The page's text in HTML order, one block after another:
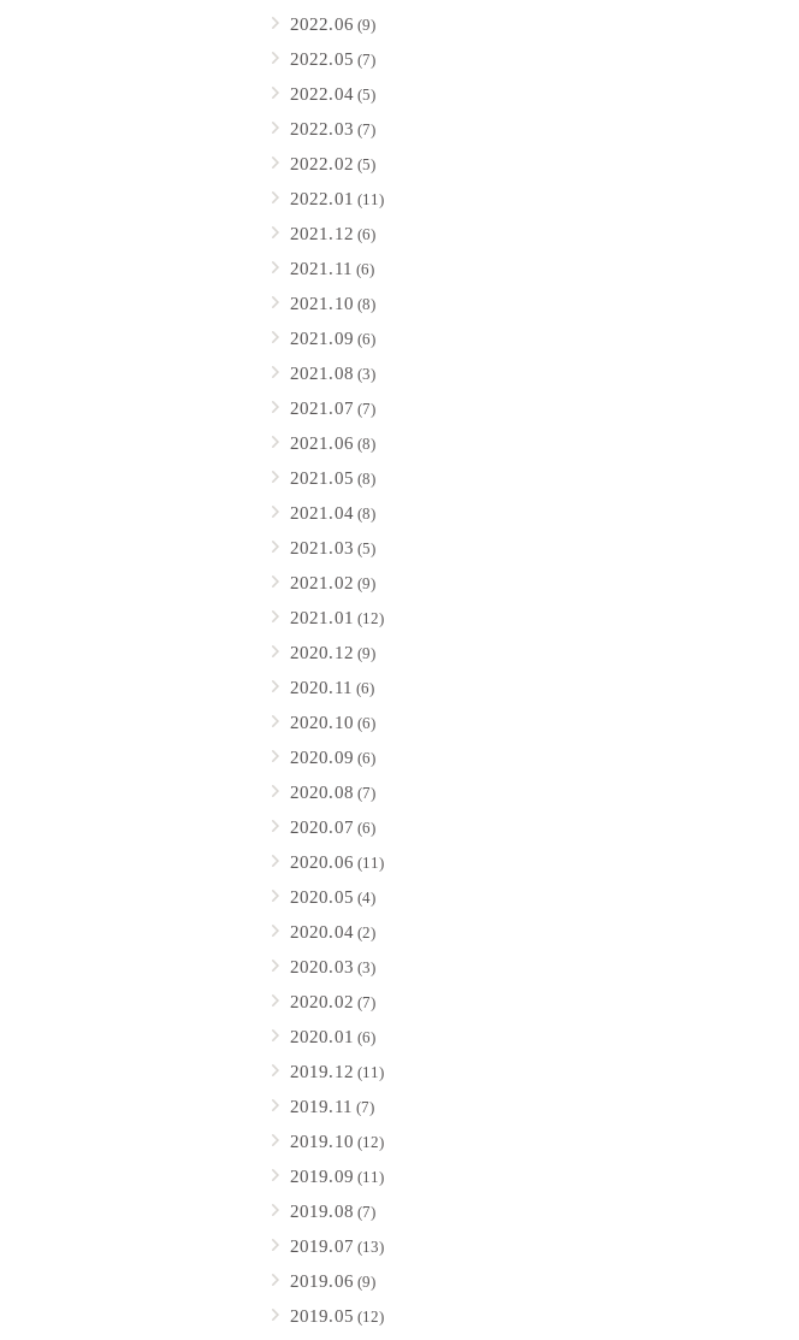
2022.06 (9)
2022.05 (7)
2022.04(5)
2022.03 (7)
2022.02 (5)
2022.01 (11)
2021.12 (6)
2021.11 (6)
2021.10 (8)
2021.09 (6)
2021.08 (3)
2021.07 (7)
2021.06 (8)
2021.05 (8)
2021.04(8)
2021.03 (5)
2021.02 (9)
2021.01 (12)
2020.12 (9)
2020.11 (6)
2020.10 (6)
2020.09 (6)
2020.08 (7)
2020.07 (6)
2020.06 (11)
2020.05 (4)
2020.04(2)
2020.03 (3)
2020.02 (7)
2020.01 (6)
2019.12 (11)
2019.11 (7)
2019.10 (12)
2019.09 (11)
2019.08 (7)
2019.07 (13)
2019.06 (9)
2019.05 (12)